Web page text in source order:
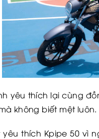
yêu thích lại cùng
không biết mệt luôn.
thích Kpipe 50 vì